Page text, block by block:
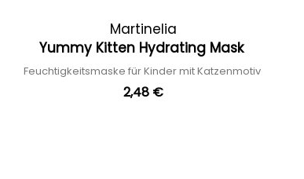
Martinelia
Yummy Kitten Hydrating Mask
Feuchtigkeitsmaske für Kinder mit Katzenmotiv
2,48 €